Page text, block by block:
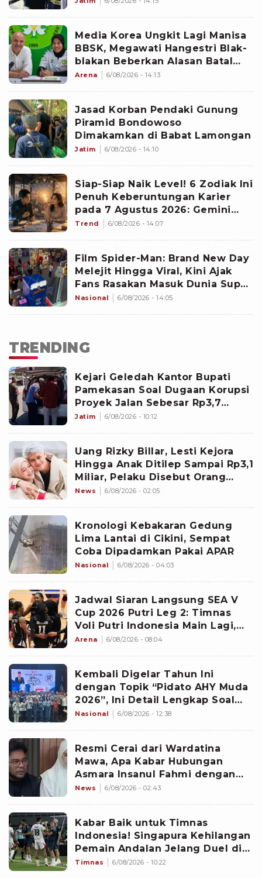
Media Korea Ungkit Lagi Manisa
BBSK, Megawati Hangestri Blak-
blakan Beberkan Alasan Batal
Main di Liga Voli Turki
Arena 6/08/2026 - 14:13
Jasad Korban Pendaki Gunung
Piramid Bondowoso
Dimakamkan di Babat Lamongan
Jatim 6/08/2026 - 14:10
Siap-Siap Naik Level! 6 Zodiak Ini
Penuh Keberuntungan Karier
pada 7 Agustus 2026: Gemini
Punya Senjata Utama
Trend 6/08/2026 - 14:07
Film Spider-Man: Brand New Day
Melejit Hingga Viral, Kini Ajak
Fans Rasakan Masuk Dunia Super
Hero Lewat Exhibition
Nasional 6/08/2026 - 14:05
TRENDING
Kejari Geledah Kantor Bupati
Pamekasan Soal Dugaan Korupsi
Proyek Jalan Sebesar Rp3,7
Milliar
Jatim 6/08/2026 - 10:12
Uang Rizky Billar, Lesti Kejora
Hingga Anak Ditilep Sampai Rp3,1
Miliar, Pelaku Disebut Orang
Terdekat
News 6/08/2026 - 02:05
Kronologi Kebakaran Gedung
Lima Lantai di Cikini, Sempat
Coba Dipadamkan Pakai APAR
Nasional 6/08/2026 - 04:03
Jadwal Siaran Langsung SEA V
Cup 2026 Putri Leg 2: Timnas
Voli Putri Indonesia Main Lagi,
Langsung Hadapi Vietnam
Arena 6/08/2026 - 08:04
Kembali Digelar Tahun Ini
dengan Topik “Pidato AHY Muda
2026”, Ini Detail Lengkap Soal
Lomba Rakyat
Nasional 6/08/2026 - 12:38
Resmi Cerai dari Wardatina
Mawa, Apa Kabar Hubungan
Asmara Insanul Fahmi dengan
Inara Rusli?
News 6/08/2026 - 02:43
Kabar Baik untuk Timnas
Indonesia! Singapura Kehilangan
Pemain Andalan Jelang Duel di
Piala AFF 2026
Timnas 6/08/2026 - 10:22